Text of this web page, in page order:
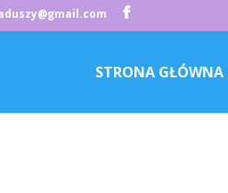
STRONA GŁÓWNA